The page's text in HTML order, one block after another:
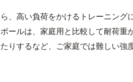
、高い負荷をかけるトレーニング
ールは、家庭用と比較して耐荷重
りするなど、ご家庭では難しい強